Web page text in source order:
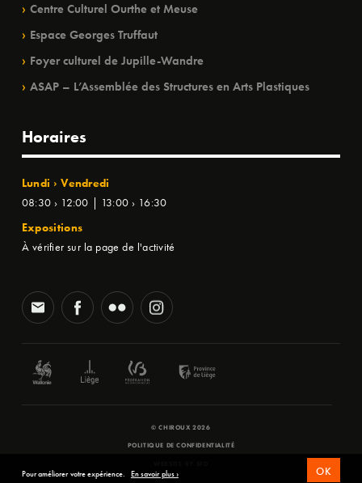
Centre Culturel Ourthe et Meuse
Espace Georges Truffaut
Foyer culturel de Jupille-Wandre
ASAP – L’Assemblée des Structures en Arts Plastiques
Horaires
Lundi › Vendredi
08:30 › 12:00 | 13:00 › 16:30
Expositions
À vérifier sur la page de l'activité
© CHIROUX 2026
POLITIQUE DE CONFIDENTIALITÉ
Pour améliorer votre expérience. En savoir plus › OK